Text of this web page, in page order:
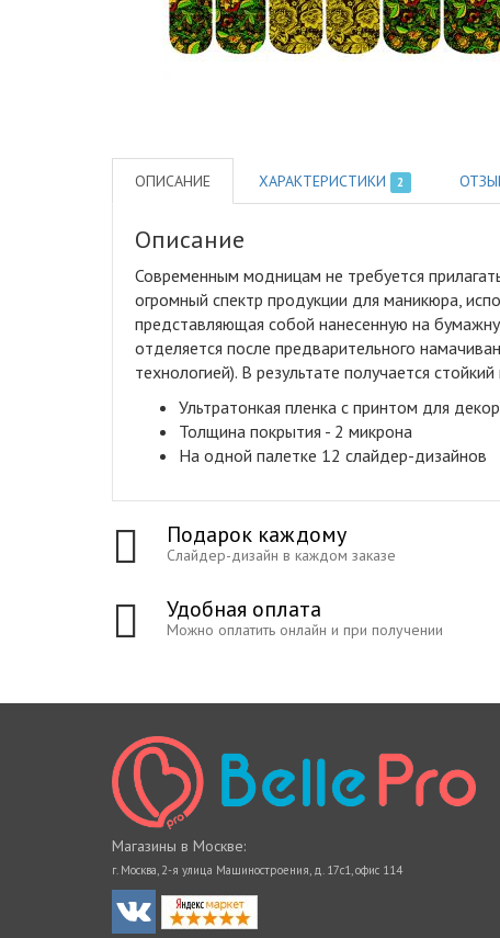
ОПИСАНИЕ ХАРАКТЕРИСТИКИ 2
Описание
Современным модницам не требуется
огромный спектр продукции для маникюра,
представляющая собой нанесенную на
отделяется после предварительного
технологией). В результате получается
Ультратонкая пленка с принтом для
Толщина покрытия - 2 микрона
На одной палетке 12 слайдер-дизайнов
Подарок каждому
Слайдер-дизайн в каждом заказе
Удобная оплата
Можно оплатить онлайн и при получении
Магазины в Москве:
г. Москва, 2-я улица Машиностроения, д. 17с1, офис 114